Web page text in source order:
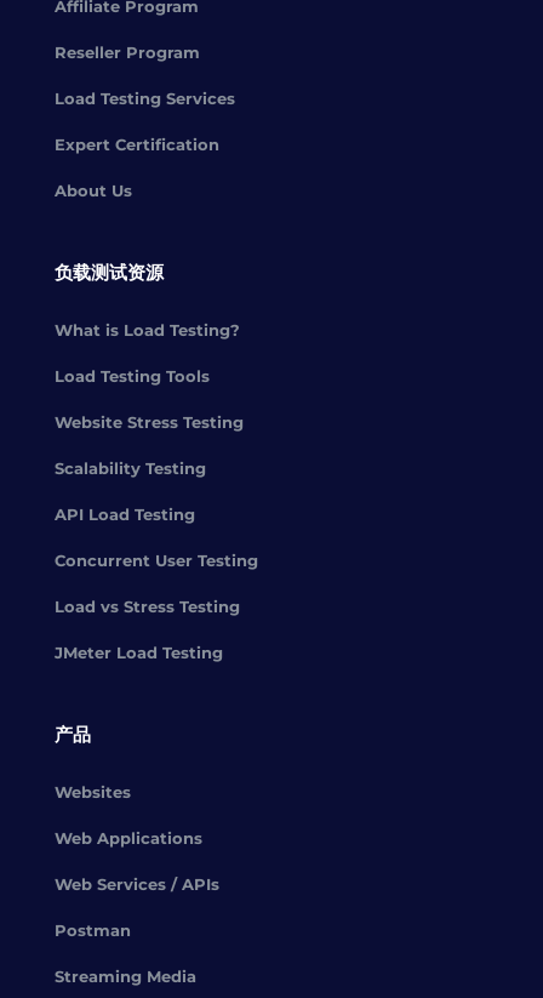
Affiliate Program
Reseller Program
Load Testing Services
Expert Certification
About Us
负载测试资源
What is Load Testing?
Load Testing Tools
Website Stress Testing
Scalability Testing
API Load Testing
Concurrent User Testing
Load vs Stress Testing
JMeter Load Testing
产品
Websites
Web Applications
Web Services / APIs
Postman
Streaming Media